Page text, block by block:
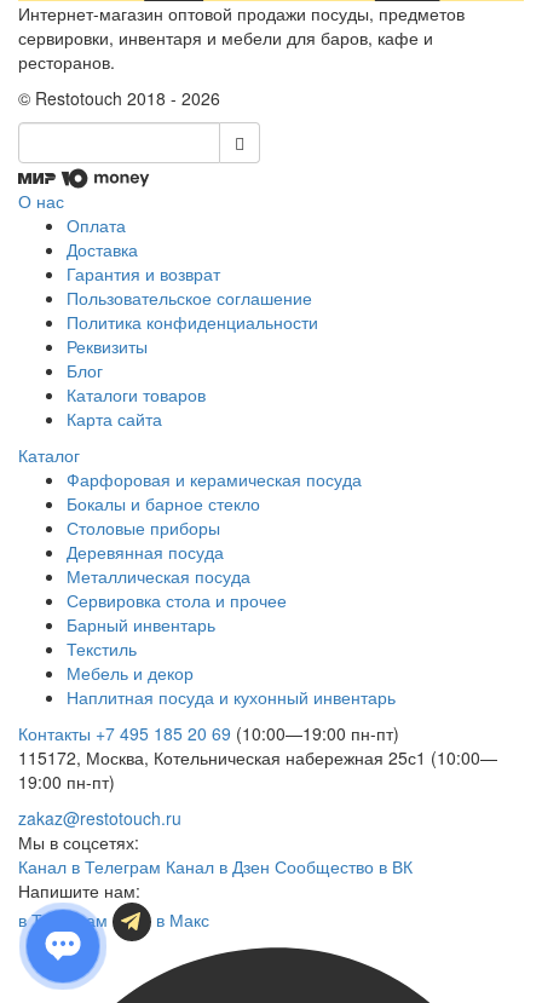
Интернет-магазин оптовой продажи посуды, предметов
сервировки, инвентаря и мебели для баров, кафе и
ресторанов.
© Restotouch 2018 - 2026
О нас
Оплата
Доставка
Гарантия и возврат
Пользовательское соглашение
Политика конфиденциальности
Реквизиты
Блог
Каталоги товаров
Карта сайта
Каталог
Фарфоровая и керамическая посуда
Бокалы и барное стекло
Столовые приборы
Деревянная посуда
Металлическая посуда
Сервировка стола и прочее
Барный инвентарь
Текстиль
Мебель и декор
Наплитная посуда и кухонный инвентарь
Контакты +7 495 185 20 69 (10:00—19:00 пн-пт)
115172, Москва, Котельническая набережная 25с1 (10:00—
19:00 пн-пт)
zakaz@restotouch.ru
Мы в соцсетях:
Канал в Телеграм Канал в Дзен Сообщество в ВК
Напишите нам:
в Телеграм
в Макс